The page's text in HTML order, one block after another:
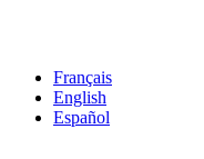
Français
English
Español